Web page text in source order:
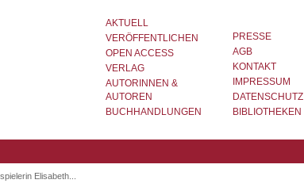
AKTUELL
VERÖFFENTLICHEN
OPEN ACCESS
VERLAG
AUTORINNEN &
AUTOREN
BUCHHANDLUNGEN
PRESSE
AGB
KONTAKT
IMPRESSUM
DATENSCHUTZ
BIBLIOTHEKEN
Elisabeth...